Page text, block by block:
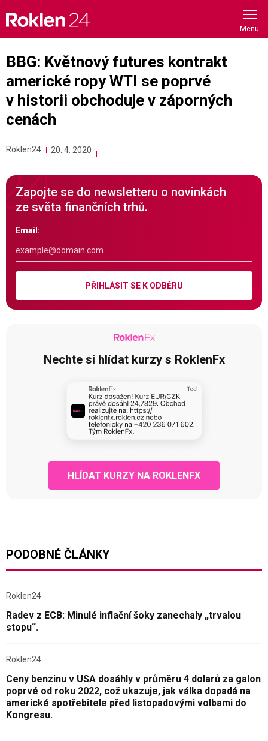
content
BBG: Květnový futures kontrakt
americké ropy WTI se poprvé
v historii obchoduje v záporných
cenách
Roklen24 20. 4. 2020
Zapojte se do newsletteru o novinkách
ze světa finančních trhů.
Email:
PŘIHLÁSIT SE K ODBĚRU
Nechte si hlídat kurzy s RoklenFx
HLÍDAT KURZY NA ROKLENFX
PODOBNÉ ČLÁNKY
Roklen24
Radev z ECB: Minulé inflační šoky zanechaly „trvalou
stopu“.
Roklen24
Ceny benzinu v USA dosáhly v průměru 4 dolarů za galon
poprvé od roku 2022, což ukazuje, jak válka dopadá na
americké spotřebitele před listopadovými volbami do
Kongresu.